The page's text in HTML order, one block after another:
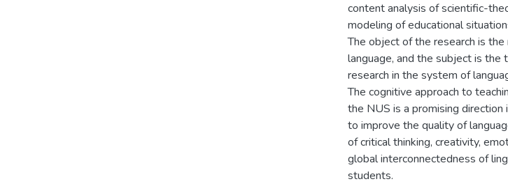
content analysis of scientific-
modeling of educational
The object of the research is
language, and the subject is the
research in the system of
The cognitive approach to
the NUS is a promising
to improve the quality of
of critical thinking, creativity,
global interconnectedness of
students.